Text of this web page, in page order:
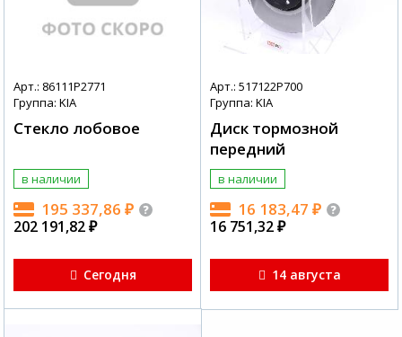
Арт.: 86111P2771
Группа: KIA
Стекло лобовое
в наличии
195 337,86 ₽
202 191,82₽
Сегодня
Арт.: 517122P700
Группа: KIA
Диск тормозной
передний
в наличии
16 183,47 ₽
16 751,32₽
14 августа